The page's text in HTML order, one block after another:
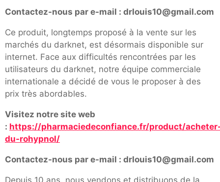
Contactez-nous par e-mail : drlouis10@gmail.com
Ce produit, longtemps proposé à la vente sur les
marchés du darknet, est désormais disponible sur
internet. Face aux difficultés rencontrées par les
utilisateurs du darknet, notre équipe commerciale
internationale a décidé de vous le proposer à des
prix très abordables.
Visitez notre site web
: https://pharmaciedeconfiance.fr/product/
du-rohypnol/
Contactez-nous par e-mail : drlouis10@gmail.com
Depuis 10 ans, nous vendons et distribuons de la